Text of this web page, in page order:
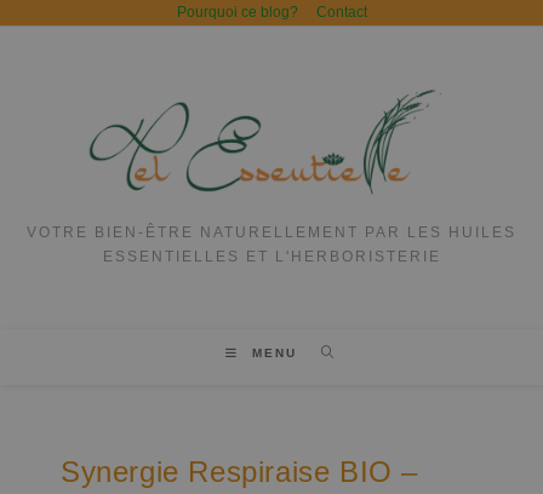
Pourquoi ce blog? Contact
VOTRE BIEN-ÊTRE NATURELLEMENT PAR LES HUILES
ESSENTIELLES ET L'HERBORISTERIE
MENU
Synergie Respiraise BIO –